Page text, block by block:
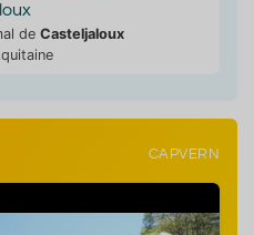
de Casteljaloux
CAPVERN